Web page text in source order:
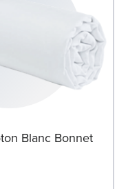
Blanc Bonnet